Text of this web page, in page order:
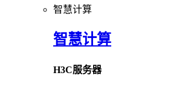
智慧计算
智慧计算
H3C服务器